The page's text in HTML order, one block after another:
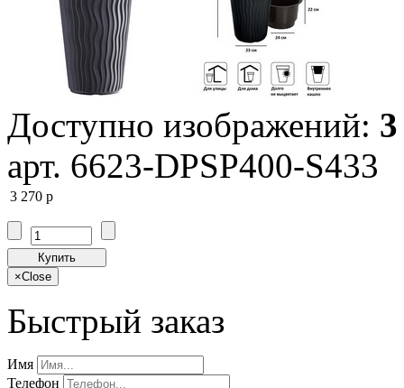
Доступно изображений: 3
арт. 6623-DPSP400-S433
3 270 p
Купить
×Close
Быстрый заказ
Имя
Телефон